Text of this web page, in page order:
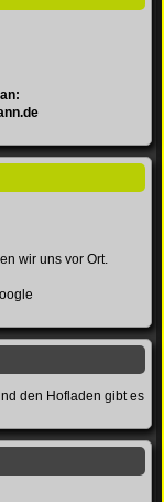
wir uns vor Ort.
den Hofladen gibt es